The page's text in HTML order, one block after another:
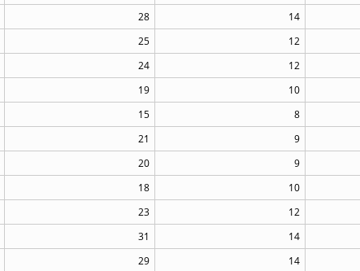
28 14
25 12
24 12
19 10
15 8
21 9
20 9
18 10
23 12
31 14
29 14